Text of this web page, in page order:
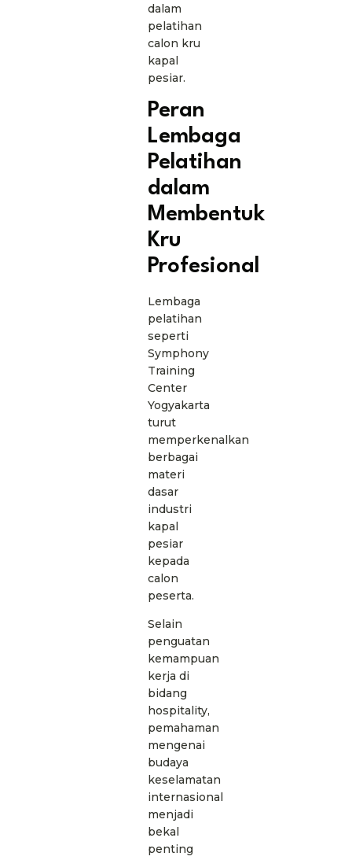
dalam
pelatihan
calon kru
kapal
pesiar.
Peran
Lembaga
Pelatihan
dalam
Membentuk
Kru
Profesional
Lembaga
pelatihan
seperti
Symphony
Training
Center
Yogyakarta
turut
memperkenalkan
berbagai
materi
dasar
industri
kapal
pesiar
kepada
calon
peserta.
Selain
penguatan
kemampuan
kerja di
bidang
hospitality,
pemahaman
mengenai
budaya
keselamatan
internasional
menjadi
bekal
penting